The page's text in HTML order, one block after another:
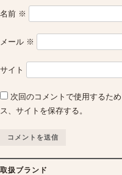
名前 ※
メール ※
サイト
次回のコメントで使用するた
ス、サイトを保存する。
取扱ブランド